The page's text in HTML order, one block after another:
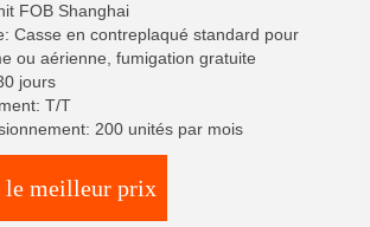
FOB Shanghai
Casse en contreplaqué standard pour
ou aérienne, fumigation gratuite
jours
T/T
200 unités par mois
le meilleur prix